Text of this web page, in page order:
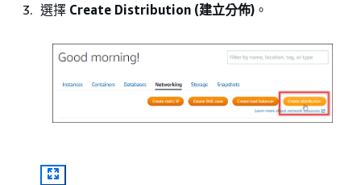
選擇 Create Distribution (建立分佈) 。